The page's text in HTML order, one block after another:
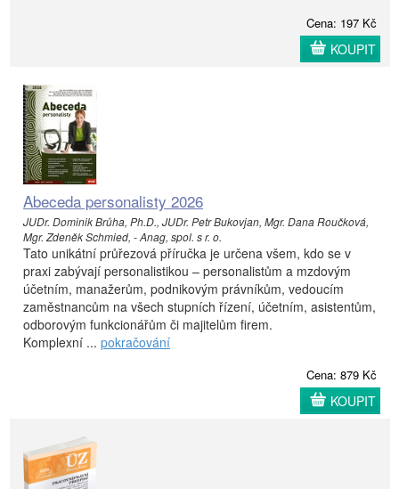
Cena: 197 Kč
KOUPIT
Abeceda personalisty 2026
JUDr. Dominik Brůha, Ph.D., JUDr. Petr Bukovjan, Mgr. Dana Roučková,
Mgr. Zdeněk Schmied, - Anag, spol. s r. o.
Tato unikátní průřezová příručka je určena všem, kdo se v
praxi zabývají personalistikou – personalistům a mzdovým
účetním, manažerům, podnikovým právníkům, vedoucím
zaměstnancům na všech stupních řízení, účetním, asistentům,
odborovým funkcionářům či majitelům firem.
Komplexní ... pokračování
Cena: 879 Kč
KOUPIT